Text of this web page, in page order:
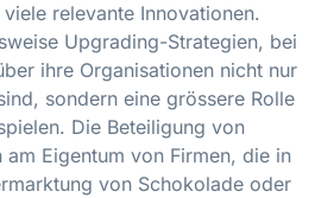
relevante Innovationen.
Upgrading-Strategien, bei
ihre Organisationen nicht nur
sondern eine grössere Rolle
Die Beteiligung von
am Eigentum von Firmen, die in
von Schokolade oder